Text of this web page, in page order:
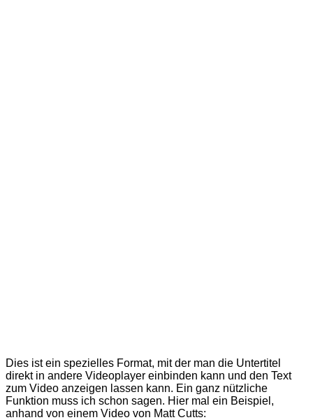
Dies ist ein spezielles Format, mit der man die Untertitel
direkt in andere Videoplayer einbinden kann und den Text
zum Video anzeigen lassen kann. Ein ganz nützliche
Funktion muss ich schon sagen. Hier mal ein Beispiel,
anhand von einem Video von Matt Cutts: